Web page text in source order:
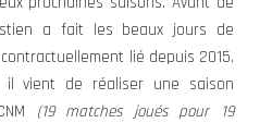
a fait les beaux jours de
lié depuis 2015.
vient de réaliser une saison
(19 matches joués pour 19